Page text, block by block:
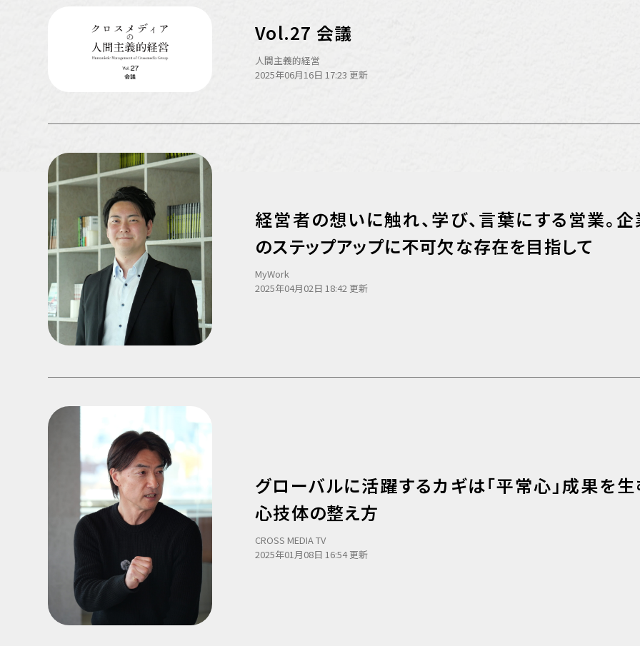
Vol.27 会議
人間主義的経営
2025年06月16日 17:23 更新
経営者の想いに触れ、学び、言葉にする営業。
のステップアップに不可欠な存在を目指して
MyWork
2025年04月02日 18:42 更新
グローバルに活躍するカギは「平常心」成果を
心技体の整え方
CROSS MEDIA TV
2025年01月08日 16:54 更新